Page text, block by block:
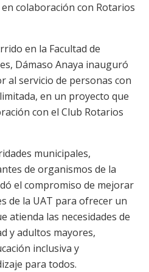
colaboración con Rotarios
en la Facultad de
Dámaso Anaya inauguró
al servicio de personas con
en un proyecto que
con el Club Rotarios
municipales,
de organismos de la
el compromiso de mejorar
de la UAT para ofrecer un
atienda las necesidades de
y adultos mayores,
inclusiva y
para todos.